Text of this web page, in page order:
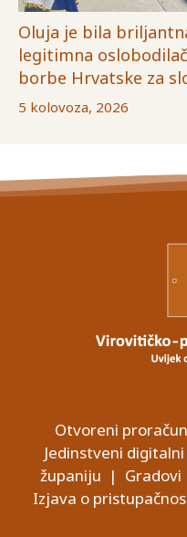
Oluja je bila
legitimna
borbe Hrvatske za
5 kolovoza, 2026
Otvoreni proračun
Jedinstveni
županiju | Gradovi
Izjava o